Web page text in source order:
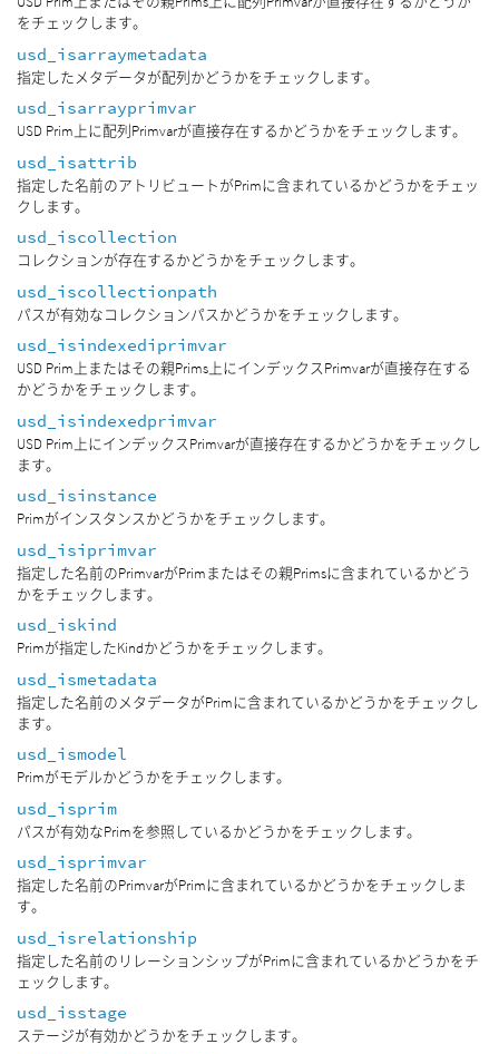
をチェックします。
usd_isarraymetadata
指定したメタデータが配列かどうかをチェックします。
usd_isarrayprimvar
USD Prim上に配列Primvarが直接存在するかどうかをチェックします。
usd_isattrib
指定した名前のアトリビュートがPrimに含まれているかどうかをチェッ
クします。
usd_iscollection
コレクションが存在するかどうかをチェックします。
usd_iscollectionpath
パスが有効なコレクションパスかどうかをチェックします。
usd_isindexediprimvar
USD Prim上またはその親Prims上にインデックスPrimvarが直接存在する
かどうかをチェックします。
usd_isindexedprimvar
USD Prim上にインデックスPrimvarが直接存在するかどうかをチェックし
ます。
usd_isinstance
Primがインスタンスかどうかをチェックします。
usd_isiprimvar
指定した名前のPrimvarがPrimまたはその親Primsに含まれているかどう
かをチェックします。
usd_iskind
Primが指定したKindかどうかをチェックします。
usd_ismetadata
指定した名前のメタデータがPrimに含まれているかどうかをチェックし
ます。
usd_ismodel
Primがモデルかどうかをチェックします。
usd_isprim
パスが有効なPrimを参照しているかどうかをチェックします。
usd_isprimvar
指定した名前のPrimvarがPrimに含まれているかどうかをチェックしま
す。
usd_isrelationship
指定した名前のリレーションシップがPrimに含まれているかどうかをチ
ェックします。
usd_isstage
ステージが有効かどうかをチェックします。